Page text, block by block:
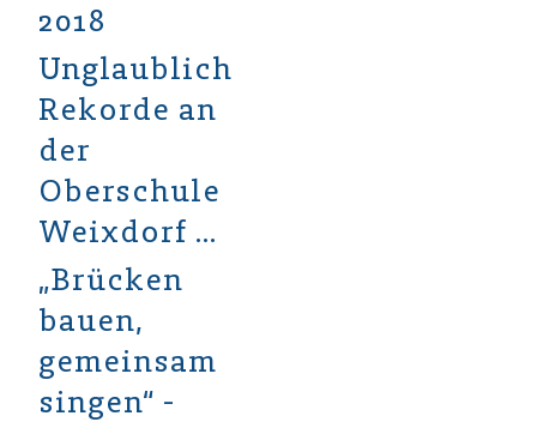
2018
Unglaubliche
Rekorde an
der
Oberschule
Weixdorf …
„Brücken
bauen,
gemeinsam
singen“ -